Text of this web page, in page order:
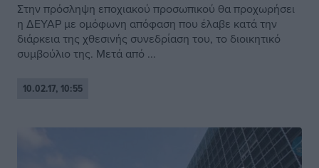
Στην πρόσληψη εποχιακού προσωπικού θα προχωρήσει
η ΔΕΥΑΡ με ομόφωνη απόφαση που έλαβε κατά την
διάρκεια της χθεσινής συνεδρίαση του, το διοικητικό
συμβούλιο της. Μετά από ...
10.02.17, 10:55